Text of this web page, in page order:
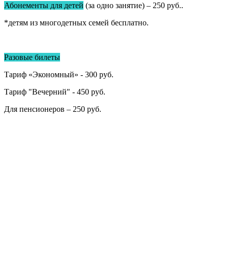
Абонементы для детей (за одно занятие) – 250 руб..
*детям из многодетных семей бесплатно.
Разовые билеты
Тариф «Экономный» - 300 руб.
Тариф "Вечерний" - 450 руб.
Для пенсионеров – 250 руб.